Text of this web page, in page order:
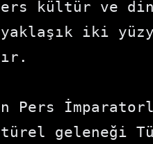
kültür ve din
iki
Pers
geleneği